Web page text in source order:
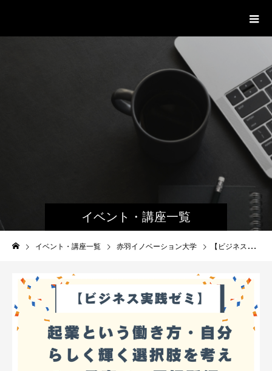
イベント・講座一覧
イベント・講座一覧 赤羽イノベーション大学 【ビジネス実践ゼミ】10/1・10/8・10/15・10/22起業という働き方・自分らしく輝く選択肢を考える ~子育て・居場所編~